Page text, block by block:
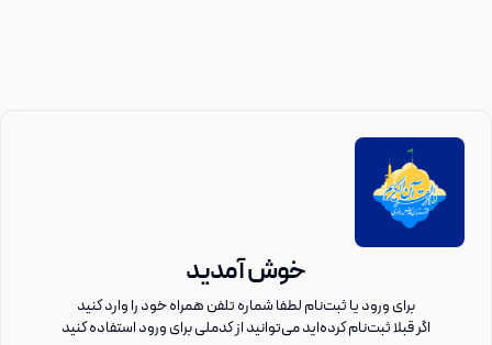
خوش آمدید
برای ورود یا ثبت‌نام لطفا شماره تلفن همراه خود را وارد کنید
اگر قبلا ثبت‌نام کرد‌ه‌اید می‌توانید از کدملی برای ورود استفاده کنید